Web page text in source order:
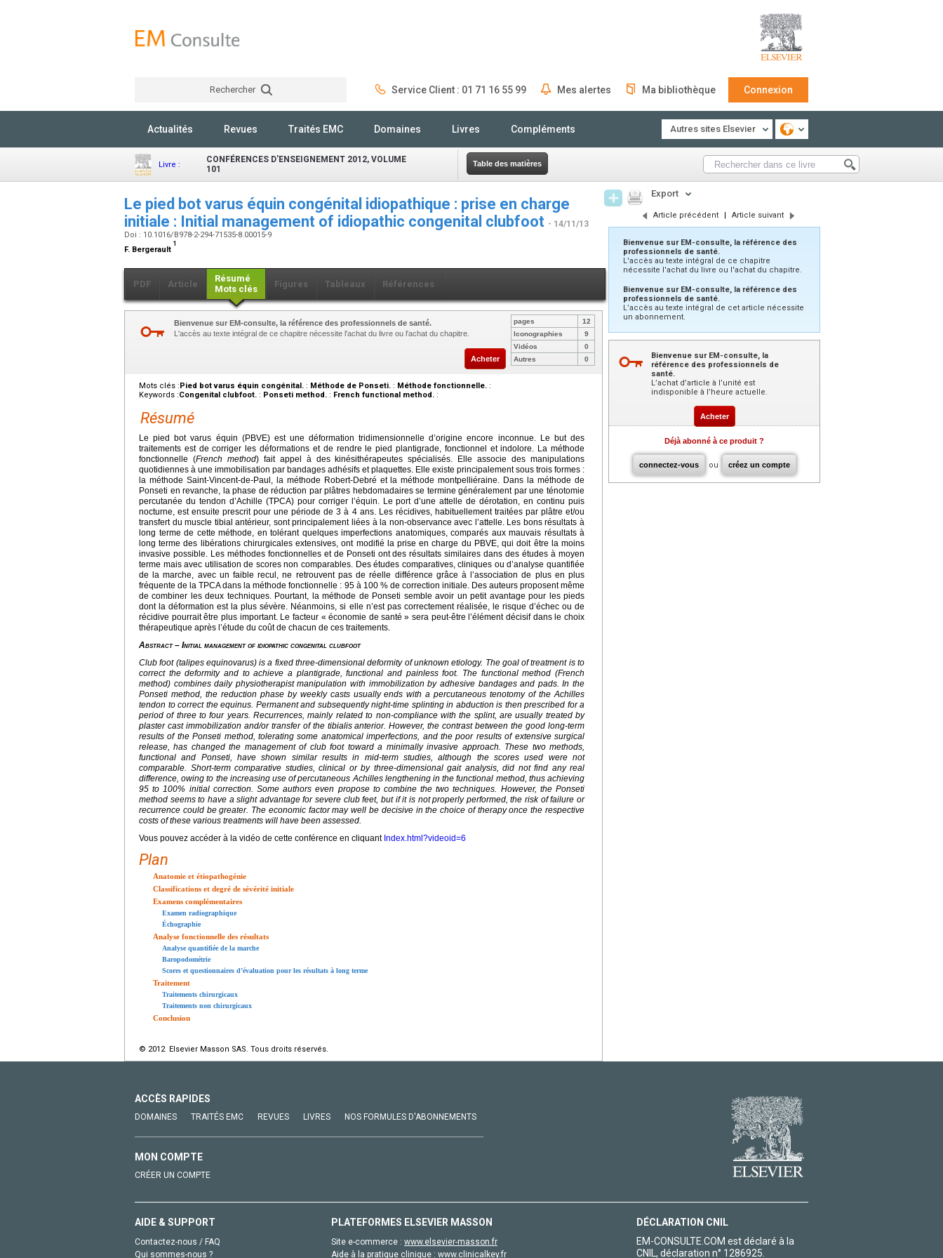
Rechercher Service Client : 01 71 16 55 99 Mes alertes Ma bibliothèque Connexion
Actualités Revues Traités EMC Domaines Livres Compléments Autres sites Elsevier
Livre :
CONFÉRENCES D'ENSEIGNEMENT 2012, VOLUME
101
Table des matières
Le pied bot varus équin congénital idiopathique : prise en charge
initiale : Initial management of idiopathic congenital clubfoot - 14/11/13
Doi : 10.1016/B978-2-294-71535-8.00015-9
F. Bergerault
1
PDF Article
Résumé
Mots clés
Figures Tableaux Références
Bienvenue sur EM-consulte, la référence des professionnels de santé.
L'accès au texte intégral de ce chapitre nécessite l'achat du livre ou l'achat du chapitre.
Acheter
pages
12
Iconographies
9
Vidéos
0
Autres
0
Mots clés :Pied bot varus équin congénital. : Méthode de Ponseti. : Méthode fonctionnelle. :
Keywords :Congenital clubfoot. : Ponseti method. : French functional method. :
Résumé
Le pied bot varus équin (PBVE) est une déformation tridimensionnelle d’origine encore inconnue. Le but des
traitements est de corriger les déformations et de rendre le pied plantigrade, fonctionnel et indolore. La méthode
fonctionnelle (French method) fait appel à des kinésithérapeutes spécialisés. Elle associe des manipulations
quotidiennes à une immobilisation par bandages adhésifs et plaquettes. Elle existe principalement sous trois formes :
la méthode Saint-Vincent-de-Paul, la méthode Robert-Debré et la méthode montpelliéraine. Dans la méthode de
Ponseti en revanche, la phase de réduction par plâtres hebdomadaires se termine généralement par une ténotomie
percutanée du tendon d’Achille (TPCA) pour corriger l’équin. Le port d’une attelle de dérotation, en continu puis
nocturne, est ensuite prescrit pour une période de 3 à 4 ans. Les récidives, habituellement traitées par plâtre et/ou
transfert du muscle tibial antérieur, sont principalement liées à la non-observance avec l’attelle. Les bons résultats à
long terme de cette méthode, en tolérant quelques imperfections anatomiques, comparés aux mauvais résultats à
long terme des libérations chirurgicales extensives, ont modifié la prise en charge du PBVE, qui doit être la moins
invasive possible. Les méthodes fonctionnelles et de Ponseti ont des résultats similaires dans des études à moyen
terme mais avec utilisation de scores non comparables. Des études comparatives, cliniques ou d’analyse quantifiée
de la marche, avec un faible recul, ne retrouvent pas de réelle différence grâce à l’association de plus en plus
fréquente de la TPCA dans la méthode fonctionnelle : 95 à 100 % de correction initiale. Des auteurs proposent même
de combiner les deux techniques. Pourtant, la méthode de Ponseti semble avoir un petit avantage pour les pieds
dont la déformation est la plus sévère. Néanmoins, si elle n’est pas correctement réalisée, le risque d’échec ou de
récidive pourrait être plus important. Le facteur « économie de santé » sera peut-être l’élément décisif dans le choix
thérapeutique après l’étude du coût de chacun de ces traitements.
Abstract– Initial management of idiopathic congenital clubfoot
Club foot (talipes equinovarus) is a fixed three-dimensional deformity of unknown etiology. The goal of treatment is to
correct the deformity and to achieve a plantigrade, functional and painless foot. The functional method (French
method) combines daily physiotherapist manipulation with immobilization by adhesive bandages and pads. In the
Ponseti method, the reduction phase by weekly casts usually ends with a percutaneous tenotomy of the Achilles
tendon to correct the equinus. Permanent and subsequently night-time splinting in abduction is then prescribed for a
period of three to four years. Recurrences, mainly related to non-compliance with the splint, are usually treated by
plaster cast immobilization and/or transfer of the tibialis anterior. However, the contrast between the good long-term
results of the Ponseti method, tolerating some anatomical imperfections, and the poor results of extensive surgical
release, has changed the management of club foot toward a minimally invasive approach. These two methods,
functional and Ponseti, have shown similar results in mid-term studies, although the scores used were not
comparable. Short-term comparative studies, clinical or by three-dimensional gait analysis, did not find any real
difference, owing to the increasing use of percutaneous Achilles lengthening in the functional method, thus achieving
95 to 100% initial correction. Some authors even propose to combine the two techniques. However, the Ponseti
method seems to have a slight advantage for severe club feet, but if it is not properly performed, the risk of failure or
recurrence could be greater. The economic factor may well be decisive in the choice of therapy once the respective
costs of these various treatments will have been assessed.
Vous pouvez accéder à la vidéo de cette conférence en cliquant Index.html?videoid=6
Plan
Anatomie et étiopathogénie
Classifications et degré de sévérité initiale
Examens complémentaires
Examen radiographique
Échographie
Analyse fonctionnelle des résultats
Analyse quantifiée de la marche
Baropodométrie
Scores et questionnaires d’évaluation pour les résultats à long terme
Traitement
Traitements chirurgicaux
Traitements non chirurgicaux
Conclusion
© 2012 Elsevier Masson SAS. Tous droits réservés.
Export
Article précédent | Article suivant
Bienvenue sur EM-consulte, la référence des
professionnels de santé.
L'accès au texte intégral de ce chapitre
nécessite l'achat du livre ou l'achat du chapitre.
Bienvenue sur EM-consulte, la référence des
professionnels de santé.
L’accès au texte intégral de cet article nécessite
un abonnement.
Bienvenue sur EM-consulte, la
référence des professionnels de
santé.
L’achat d’article à l’unité est
indisponible à l’heure actuelle.
Acheter
Déjà abonné à ce produit ?
connectez-vous ou créez un compte
ACCÈS RAPIDES
DOMAINES TRAITÉS EMC REVUES LIVRES NOS FORMULES D'ABONNEMENTS
MON COMPTE
CRÉER UN COMPTE
AIDE & SUPPORT
Contactez-nous / FAQ
Qui sommes-nous ?
PLATEFORMES ELSEVIER MASSON
Site e-commerce : www.elsevier-masson.fr
Aide à la pratique clinique : www.clinicalkey.fr
DÉCLARATION CNIL
EM-CONSULTE.COM est déclaré à la
CNIL, déclaration n° 1286925.